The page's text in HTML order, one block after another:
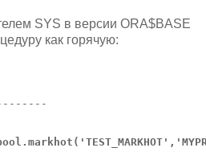
SYS в версии ORA$BASE
как горячую: